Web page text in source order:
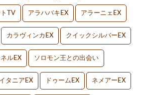
TV アラハバキEX アラーニェEX
カラヴィンカEX クイックシルバーEX
ルEX ソロモン王との出会い
タニアEX ドゥームEX ネメアーEX